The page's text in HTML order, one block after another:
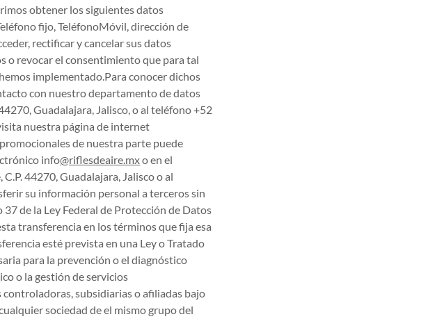
obtener los siguientes datos
fijo, TeléfonoMóvil, dirección de
rectificar y cancelar sus datos
o revocar el consentimiento que para tal
implementado.Para conocer dichos
con nuestro departamento de datos
Guadalajara, Jalisco, o al teléfono +52
nuestra página de internet
de nuestra parte puede
info@riflesdeaire.mxo en el
44270, Guadalajara, Jalisco o al
su información personal a terceros sin
de la Ley Federal de Protección de Datos
transferencia en los términos que fija esa
esté prevista en una Ley o Tratado
para la prevención o el diagnóstico
o la gestión de servicios
subsidiarias o afiliadas bajo
sociedad de el mismo grupo del